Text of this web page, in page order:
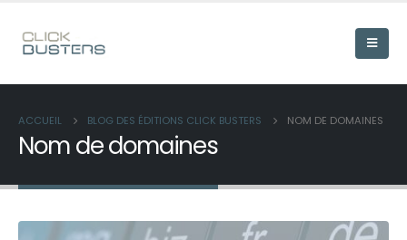
ACCUEIL BLOG DES ÉDITIONS CLICK BUSTERS NOM DE DOMAINES
Nom de domaines